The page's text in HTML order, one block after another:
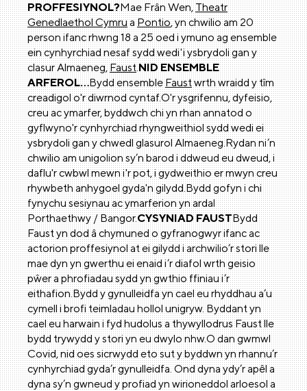
PROFFESIYNOL?Mae Frân Wen,Theatr
Genedlaethol CymruaPontio, yn chwilio am 20
person ifanc rhwng 18 a 25 oed i ymuno ag ensemble
ein cynhyrchiad nesaf sydd wedi'i ysbrydoli gan y
clasur Almaeneg,Faust.NID ENSEMBLE
ARFEROL…Bydd ensembleFaustwrth wraidd y tîm
creadigol o'r diwrnod cyntaf.O'r ysgrifennu, dyfeisio,
creu ac ymarfer, byddwch chi yn rhan annatod o
gyflwyno'r cynhyrchiad rhyngweithiol sydd wedi ei
ysbrydoli gan y chwedl glasurol Almaeneg.Rydan ni’n
chwilio am unigolion sy’n barod i ddweud eu dweud, i
daflu'r cwbwl mewn i'r pot, i gydweithio er mwyn creu
rhywbeth anhygoel gyda'n gilydd.Bydd gofyn i chi
fynychu sesiynau ac ymarferion yn ardal
Porthaethwy / Bangor.CYSYNIAD FAUSTBydd
Faust yn dod â chymuned o gyfranogwyr ifanc ac
actorion proffesiynol at ei gilydd i archwilio’r stori lle
mae dyn yn gwerthu ei enaid i’r diafol wrth geisio
pŵer a phrofiadau sydd yn gwthio ffiniau i’r
eithafion.Bydd y gynulleidfa yn cael eu rhyddhau a’u
cymell i brofi teimladau hollol unigryw. Byddant yn
cael eu harwain i fyd hudolus a thywyllodrus Faust lle
bydd trywydd y stori yn eu dwylo nhw.O dan gwmwl
Covid, nid oes sicrwydd eto sut y byddwn yn rhannu’r
cynhyrchiad gyda’r gynulleidfa. Ond dyna ydy’r apêl a
dyna sy’n gwneud y profiad yn wirioneddol arloesol a